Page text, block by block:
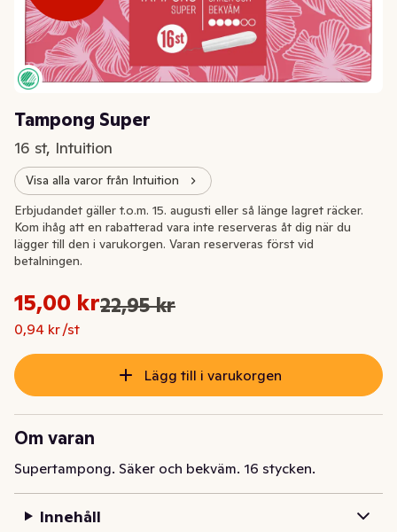
Tampong Super
16 st, Intuition
Visa alla varor från Intuition
Extrapris
Ursprungspriset var: 22,95 kr
Nuvarande pris är: 15,00 kr
15,00 kr22,95 kr
0,94 kr /st
Styckpris: 0,94 kr /st
Erbjudandet gäller t.o.m. 15. augusti eller så länge lagret räcker.
Kom ihåg att en rabatterad vara inte reserveras åt dig när du
lägger till den i varukorgen. Varan reserveras först vid
betalningen.
Lägg till i varukorgen
Om varan
Supertampong. Säker och bekväm. 16 stycken.
Innehåll